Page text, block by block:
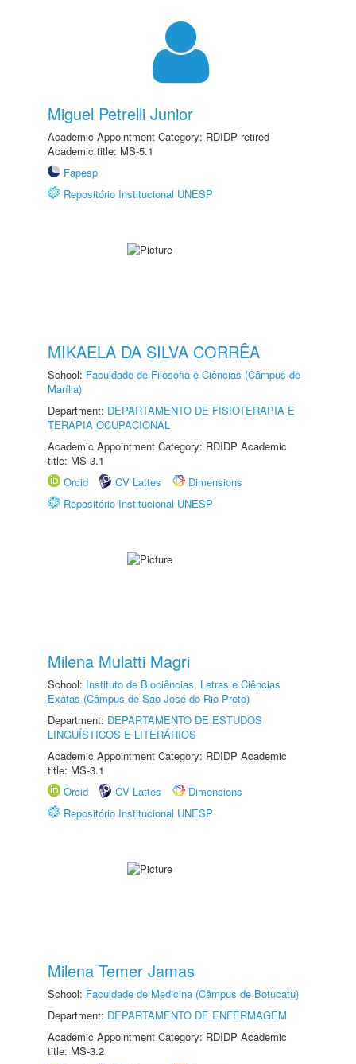
Miguel Petrelli Junior
Academic Appointment Category: RDIDP retired
Academic title: MS-5.1
Fapesp
Repositório Institucional UNESP
MIKAELA DA SILVA CORRÊA
School: Faculdade de Filosofia e Ciências (Câmpus de
Marília)
Department: DEPARTAMENTO DE FISIOTERAPIA E
TERAPIA OCUPACIONAL
Academic Appointment Category: RDIDP Academic
title: MS-3.1
Orcid
CV Lattes
Dimensions
Repositório Institucional UNESP
Milena Mulatti Magri
School: Instituto de Biociências, Letras e Ciências
Exatas (Câmpus de São José do Rio Preto)
Department: DEPARTAMENTO DE ESTUDOS
LINGUÍSTICOS E LITERÁRIOS
Academic Appointment Category: RDIDP Academic
title: MS-3.1
Orcid
CV Lattes
Dimensions
Repositório Institucional UNESP
Milena Temer Jamas
School: Faculdade de Medicina (Câmpus de Botucatu)
Department: DEPARTAMENTO DE ENFERMAGEM
Academic Appointment Category: RDIDP Academic
title: MS-3.2